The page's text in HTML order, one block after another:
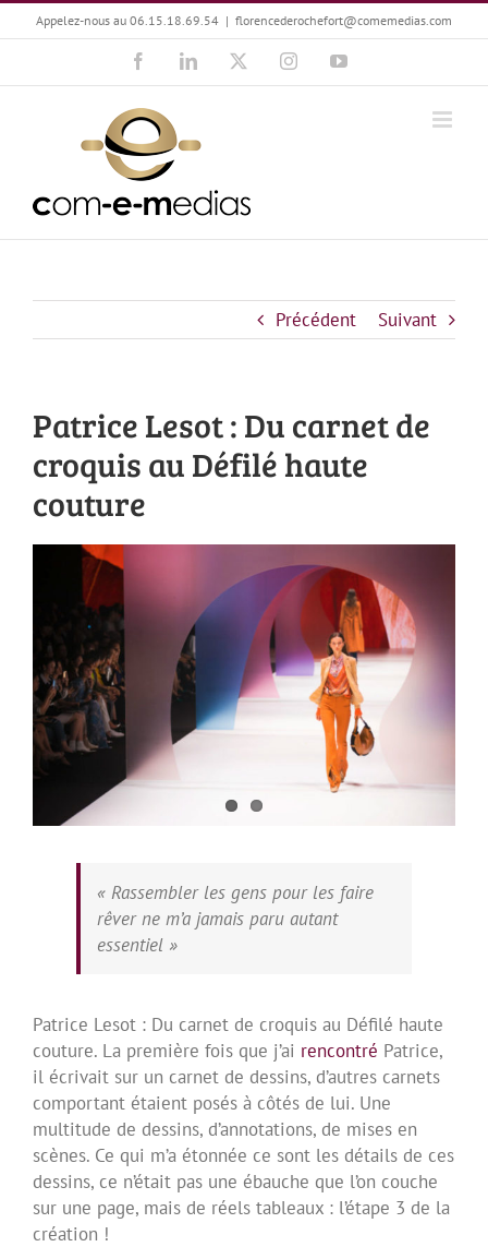
Passer
au
Appelez-nous au 06.15.18.69.54 | florencederochefort@comemedias.com
FacebookLinkedIn InstagramYouTube
Précédent Suivant
Patrice Lesot : Du carnet de
croquis au Défilé haute
couture
agrandie
« Rassembler les gens pour les faire
rêver ne m’a jamais paru autant
essentiel »
Patrice Lesot : Du carnet de croquis au Défilé haute
couture. La première fois que j’ai rencontré Patrice,
il écrivait sur un carnet de dessins, d’autres carnets
comportant étaient posés à côtés de lui. Une
multitude de dessins, d’annotations, de mises en
scènes. Ce qui m’a étonnée ce sont les détails de ces
dessins, ce n’était pas une ébauche que l’on couche
sur une page, mais de réels tableaux : l’étape 3 de la
création !